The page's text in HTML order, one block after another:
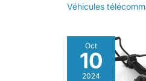
Véhicules
Oct
10
2024